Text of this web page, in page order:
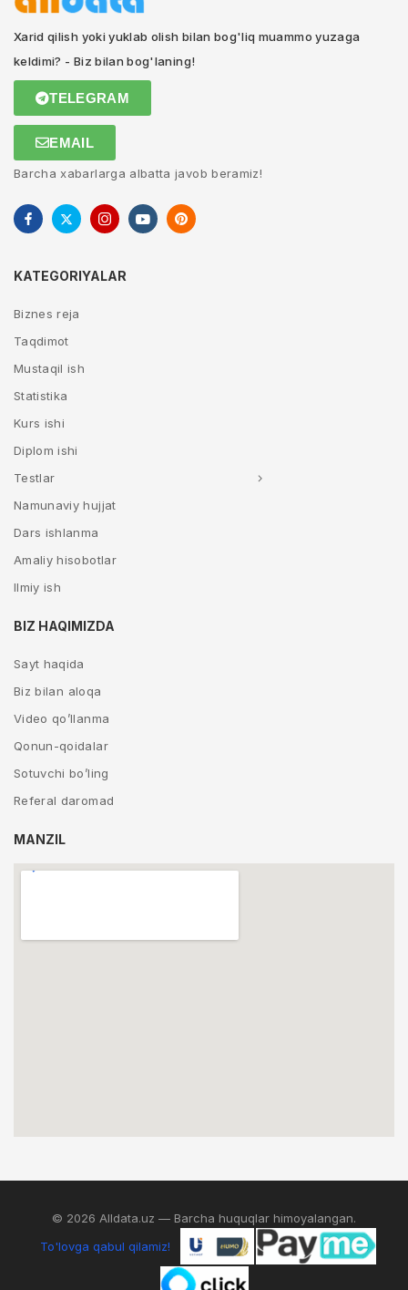
Xarid qilish yoki yuklab olish bilan bog'liq muammo yuzaga
keldimi? - Biz bilan bog'laning!
TELEGRAM
EMAIL
Barcha xabarlarga albatta javob beramiz!
KATEGORIYALAR
Biznes reja
Taqdimot
Mustaqil ish
Statistika
Kurs ishi
Diplom ishi
Testlar
Namunaviy hujjat
Dars ishlanma
Amaliy hisobotlar
Ilmiy ish
BIZ HAQIMIZDA
Sayt haqida
Biz bilan aloqa
Video qo’llanma
Qonun-qoidalar
Sotuvchi bo’ling
Referal daromad
MANZIL
© 2026 Alldata.uz — Barcha huquqlar himoyalangan.
To'lovga qabul qilamiz!